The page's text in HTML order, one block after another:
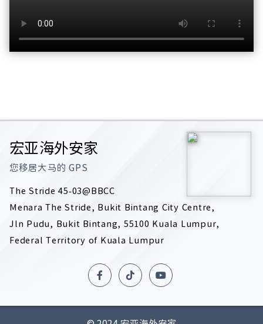
宏亚海外安家
您移居大马的GPS
The Stride 45-03@BBCC
Menara The Stride, Bukit Bintang City Centre,
Jln Pudu, Bukit Bintang, 55100 Kuala Lumpur,
Federal Territory of Kuala Lumpur